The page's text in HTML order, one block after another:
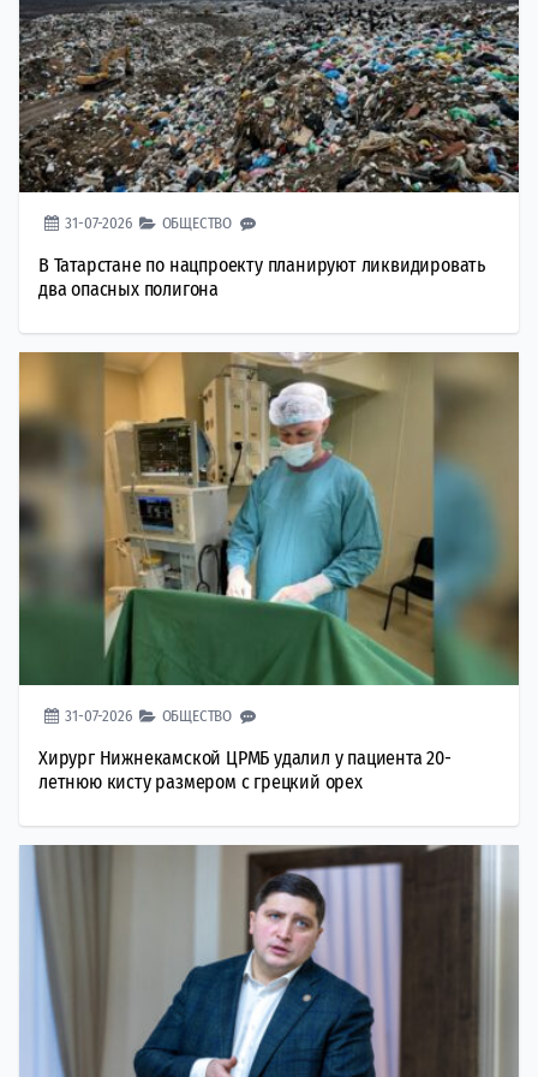
31-07-2026 ОБЩЕСТВО
В Татарстане по нацпроекту планируют ликвидировать
два опасных полигона
31-07-2026 ОБЩЕСТВО
Хирург Нижнекамской ЦРМБ удалил у пациента 20-
летнюю кисту размером с грецкий орех